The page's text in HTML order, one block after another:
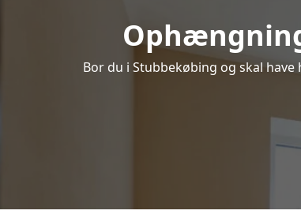
Bor du i Stubbekøbing og skal